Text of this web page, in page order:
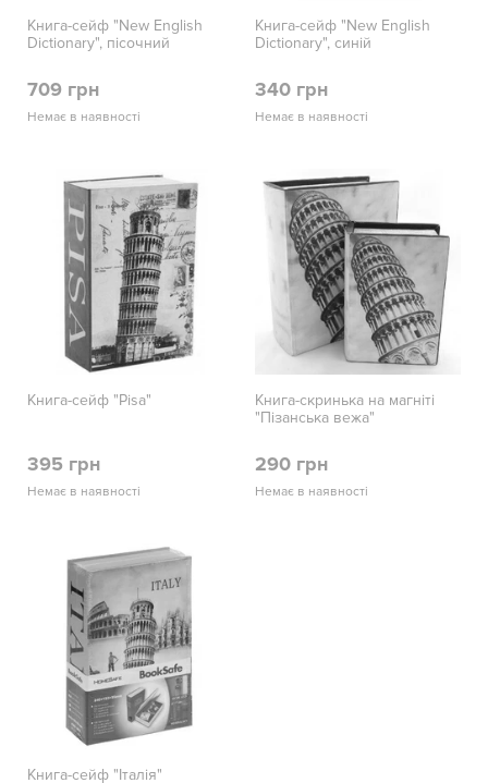
Книга-сейф "New English
Dictionary", пісочний
709 грн
Немає в наявності
Книга-сейф "New English
Dictionary", синій
340 грн
Немає в наявності
Книга-сейф "Pisa"
395 грн
Немає в наявності
Книга-скринька на магніті
"Пізанська вежа"
290 грн
Немає в наявності
Книга-сейф "Італія"